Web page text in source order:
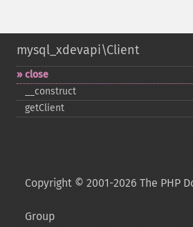
mysql_xdevapi\Client
close
_​_​construct
getClient
Copyright © 2001-2026 The PHP
Group